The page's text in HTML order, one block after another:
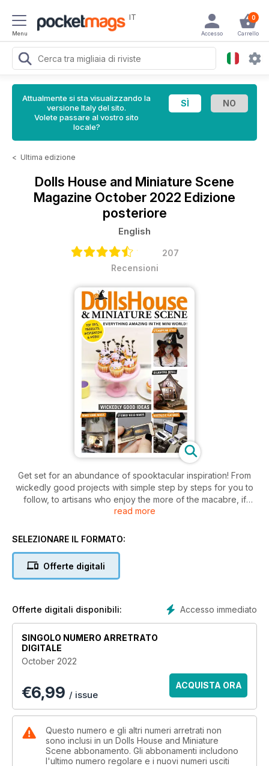
Menu
IT 0
Carrello
Accesso
Attualmente si sta visualizzando la
versione Italy del sito.
Volete passare al vostro sito
locale?
< Ultima edizione
Dolls House and Miniature Scene
Magazine October 2022 Edizione
posteriore
English
207
Recensioni
Get set for an abundance of spooktacular inspiration! From
wickedly good projects with simple step by steps for you to
follow, to artisans who enjoy the more of the macabre, if
Halloween is a season you enjoy then there will certainly be
wicked witch diving head fi rst into the ‘buttercream’ and
with the patterns you need, inspired by Steampunk.
Elsewhere, Moi Ali takes a stroll down Memory Lane, in the
from a
We hope this copious amount of inspiration, top tips and
fascinating features get your creative juices flowing – happy
read more
SELEZIONARE IL FORMATO:
Offerte digitali
Accesso immediato
Offerte digitali disponibili:
SINGOLO NUMERO ARRETRATO
DIGITALE
October 2022
€6,99 / issue
ACQUISTA ORA
Questo numero e gli altri numeri arretrati non
sono inclusi in un Dolls House and Miniature
Scene abbonamento. Gli abbonamenti includono
l'ultimo numero regolare e i nuovi numeri usciti